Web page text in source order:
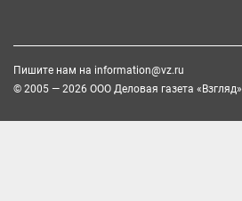
Пишите нам на information@vz.ru
© 2005 — 2026 ООО Деловая газета «Взгляд»